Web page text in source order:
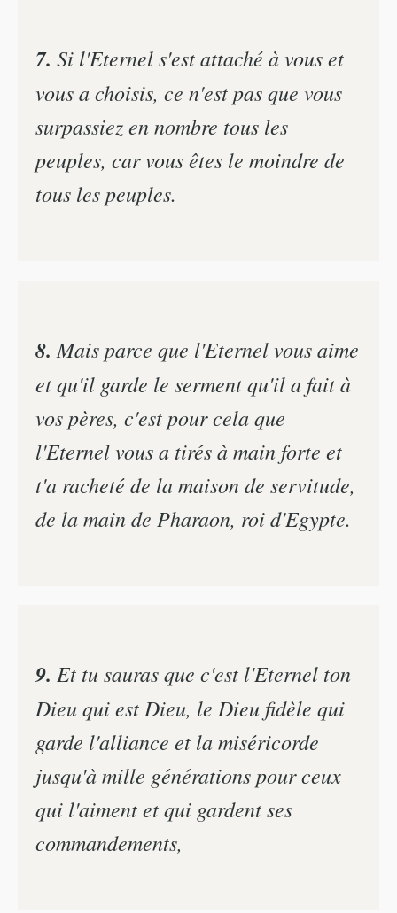
7. Si l'Eternel s'est attaché à vous et
vous a choisis, ce n'est pas que vous
surpassiez en nombre tous les
peuples, car vous êtes le moindre de
tous les peuples.
8. Mais parce que l'Eternel vous aime
et qu'il garde le serment qu'il a fait à
vos pères, c'est pour cela que
l'Eternel vous a tirés à main forte et
t'a racheté de la maison de servitude,
de la main de Pharaon, roi d'Egypte.
9. Et tu sauras que c'est l'Eternel ton
Dieu qui est Dieu, le Dieu fidèle qui
garde l'alliance et la miséricorde
jusqu'à mille générations pour ceux
qui l'aiment et qui gardent ses
commandements,